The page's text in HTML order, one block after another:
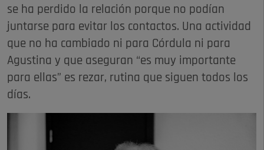
se ha perdido la relación porque no podían
juntarse para evitar los contactos. Una actividad
que no ha cambiado ni para Córdula ni para
Agustina y que aseguran “es muy importante
para ellas” es rezar, rutina que siguen todos los
días.